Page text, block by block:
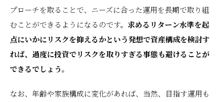
プローチを取ることで、ニーズに合った運用を長期で取り組
むことができるようになるのです。 求めるリターン水準を起
点にいかにリスクを抑えるかという発想で資産構成を検討す
れば、過度に投資でリスクを取りすぎる事態も避けることが
できるでしょう。
なお、年齢や家族構成に変化があれば、当然、目指す運用も